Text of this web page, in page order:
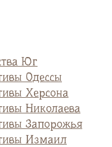
Юг
Одессы
Херсона
Николаева
Запорожья
Измаил